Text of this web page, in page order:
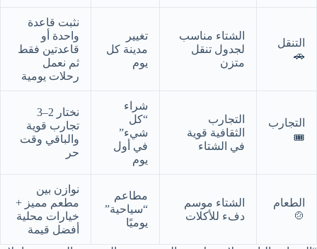
التنقل
🚗
الشتاء مناسب
لجدول تنقل
متزن
تغيير
مدينة كل
يوم
نثبت قاعدة
واحدة أو
قاعدتين فقط
ثم نعمل
رحلات يومية
التجارب
🎟️
التجارب
الثقافية قوية
في الشتاء
شراء
“كل
شيء”
في أول
يوم
نختار 2–3
تجارب قوية
والباقي وقت
حر
الطعام
🍲
الشتاء موسم
دفء للأكلات
مطاعم
“سياحية”
يوميًا
نوازن بين
مطعم مميز +
خيارات محلية
أفضل قيمة